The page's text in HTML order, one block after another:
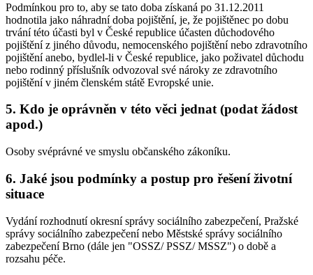
Podmínkou pro to, aby se tato doba získaná po 31.12.2011
hodnotila jako náhradní doba pojištění, je, že pojištěnec po dobu
trvání této účasti byl v České republice účasten důchodového
pojištění z jiného důvodu, nemocenského pojištění nebo zdravotního
pojištění anebo, bydlel-li v České republice, jako poživatel důchodu
nebo rodinný příslušník odvozoval své nároky ze zdravotního
pojištění v jiném členském státě Evropské unie.
5. Kdo je oprávněn v této věci jednat (podat žádost
apod.)
Osoby svéprávné ve smyslu občanského zákoníku.
6. Jaké jsou podmínky a postup pro řešení životní
situace
Vydání rozhodnutí okresní správy sociálního zabezpečení, Pražské
správy sociálního zabezpečení nebo Městské správy sociálního
zabezpečení Brno (dále jen "OSSZ/ PSSZ/ MSSZ") o době a
rozsahu péče.